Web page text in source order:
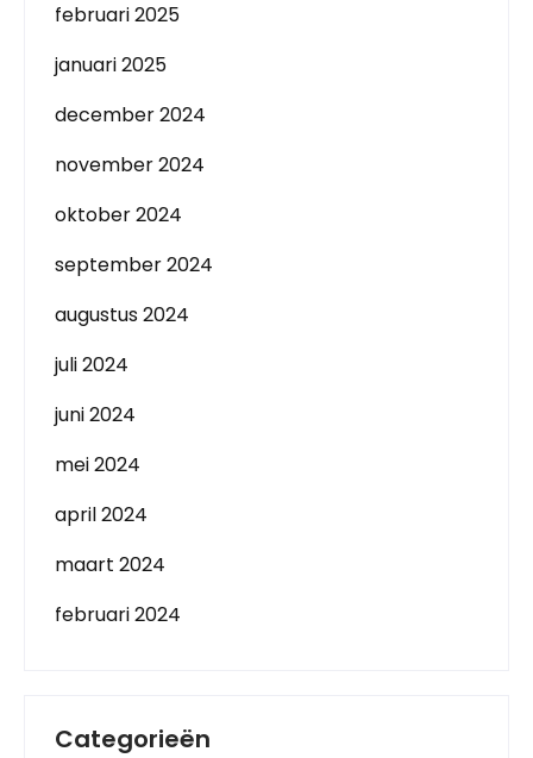
februari 2025
januari 2025
december 2024
november 2024
oktober 2024
september 2024
augustus 2024
juli 2024
juni 2024
mei 2024
april 2024
maart 2024
februari 2024
Categorieën